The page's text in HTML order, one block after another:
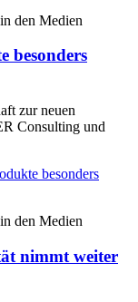
den Medien
besonders
zur neuen
Consulting und
besonders
den Medien
nimmt weiter